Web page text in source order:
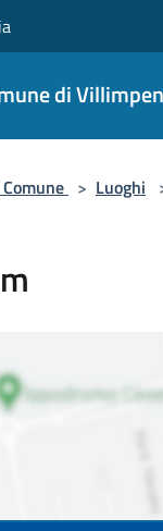
di
> Luoghi